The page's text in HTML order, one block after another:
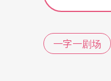
本已定只好
排演《肤色
一字一剧场